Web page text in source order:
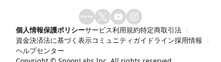
個人情報保護ポリシーサービス利用規約特定商取引法
資金決済法に基づく表示コミュニティガイドライン採用情報
ヘルプセンター